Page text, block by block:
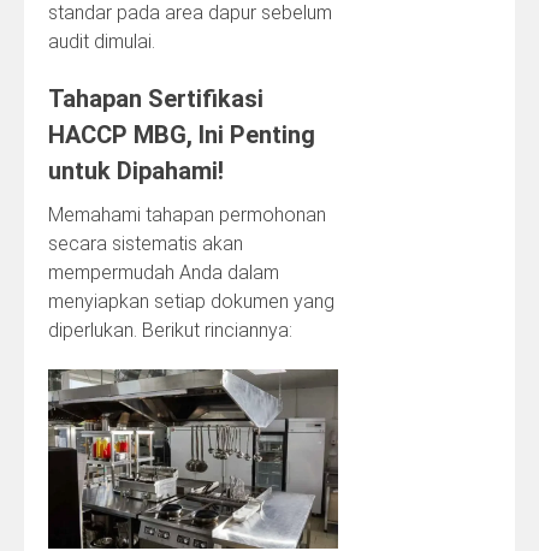
standar pada area dapur sebelum
audit dimulai.
Tahapan Sertifikasi
HACCP MBG, Ini Penting
untuk Dipahami!
Memahami tahapan permohonan
secara sistematis akan
mempermudah Anda dalam
menyiapkan setiap dokumen yang
diperlukan. Berikut rinciannya: